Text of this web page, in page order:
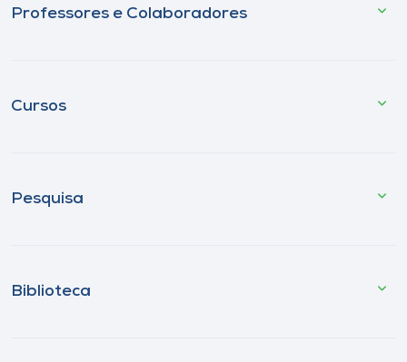
Professores e Colaboradores
Cursos
Pesquisa
Biblioteca